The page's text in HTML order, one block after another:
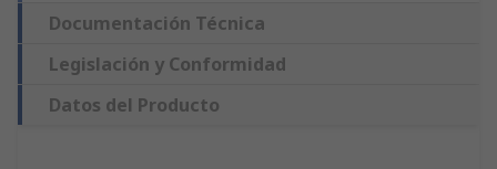
Documentación Técnica
Legislación y Conformidad
Datos del Producto